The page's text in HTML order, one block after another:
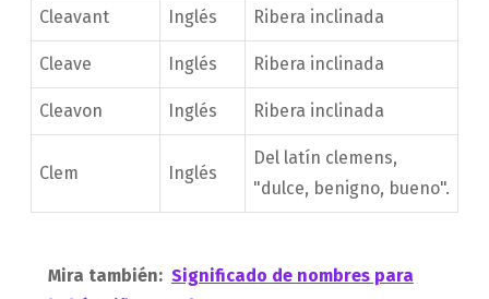
Cleavant Inglés Ribera inclinada
Cleave Inglés Ribera inclinada
Cleavon Inglés Ribera inclinada
Clem Inglés
Del latín clemens,
"dulce, benigno, bueno".
Mira también: Significado de nombres para